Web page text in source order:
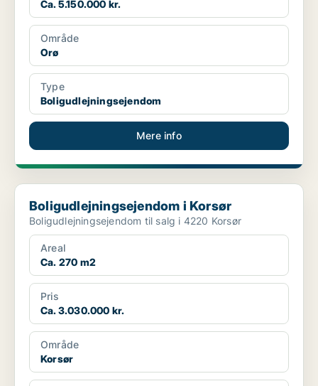
Ca. 5.150.000 kr.
Område
Orø
Type
Boligudlejningsejendom
Mere info
Boligudlejningsejendom i Korsør
Boligudlejningsejendom i Korsør
Boligudlejningsejendom til salg i 4220 Korsør
Areal
Ca. 270 m2
Pris
Ca. 3.030.000 kr.
Område
Korsør